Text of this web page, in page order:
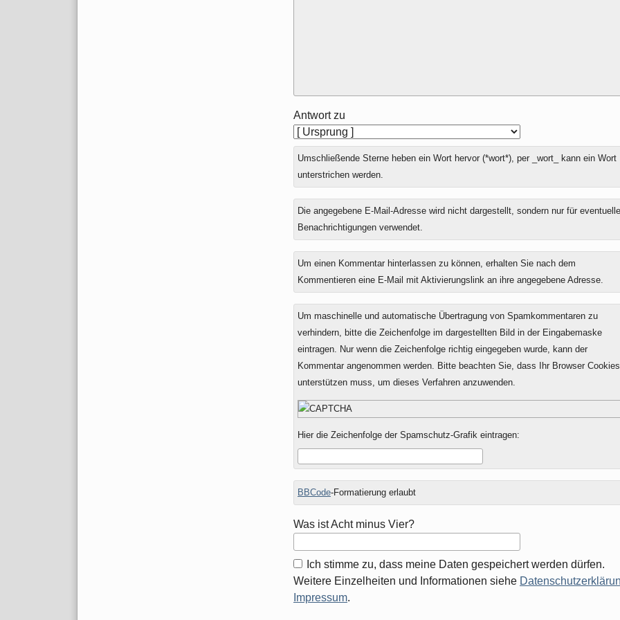
Antwort zu
Umschließende Sterne heben ein Wort hervor (*wort*), per _wort_ kann ein Wort
unterstrichen werden.
Die angegebene E-Mail-Adresse wird nicht dargestellt, sondern nur für eventuelle
Benachrichtigungen verwendet.
Um einen Kommentar hinterlassen zu können, erhalten Sie nach dem
Kommentieren eine E-Mail mit Aktivierungslink an ihre angegebene Adresse.
Um maschinelle und automatische Übertragung von Spamkommentaren zu
verhindern, bitte die Zeichenfolge im dargestellten Bild in der Eingabemaske
eintragen. Nur wenn die Zeichenfolge richtig eingegeben wurde, kann der
Kommentar angenommen werden. Bitte beachten Sie, dass Ihr Browser Cookies
unterstützen muss, um dieses Verfahren anzuwenden.
Hier die Zeichenfolge der Spamschutz-Grafik eintragen:
BBCode-Formatierung erlaubt
Was ist Acht minus Vier?
Ich stimme zu, dass meine Daten gespeichert werden dürfen.
Weitere Einzelheiten und Informationen siehe
Impressum.